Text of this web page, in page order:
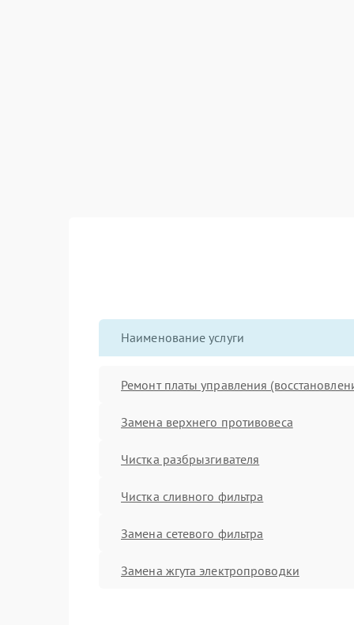
Наименование услуги
Ремонт платы управления
Замена верхнего противовеса
Чистка разбрызгивателя
Чистка сливного фильтра
Замена сетевого фильтра
Замена жгута электропроводки